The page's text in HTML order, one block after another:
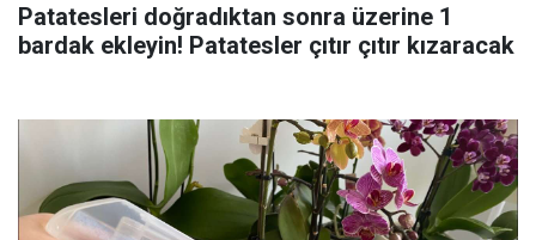
Patatesleri doğradıktan sonra üzerine 1
bardak ekleyin! Patatesler çıtır çıtır kızaracak